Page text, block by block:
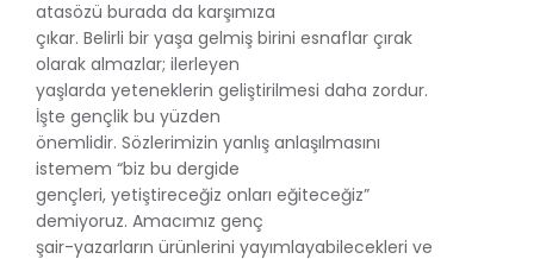
atasözü burada da karşımıza
çıkar. Belirli bir yaşa gelmiş birini esnaflar çırak
olarak almazlar; ilerleyen
yaşlarda yeteneklerin geliştirilmesi daha zordur.
İşte gençlik bu yüzden
önemlidir. Sözlerimizin yanlış anlaşılmasını
istemem “biz bu dergide
gençleri, yetiştireceğiz onları eğiteceğiz”
demiyoruz. Amacımız genç
şair-yazarların ürünlerini yayımlayabilecekleri ve